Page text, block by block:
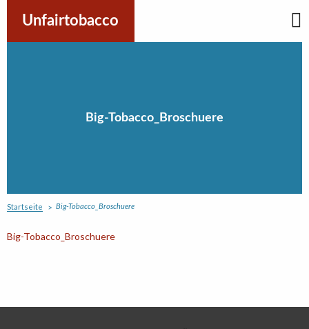
Unfairtobacco
Big-Tobacco_Broschuere
Startseite Big-Tobacco_Broschuere
Big-Tobacco_Broschuere